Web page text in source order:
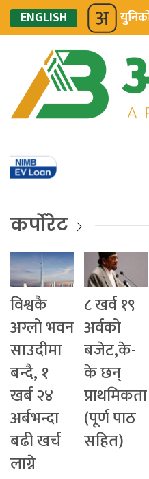
ENGLISH
कर्पोरेट
विश्वकै
अग्लो भवन
साउदीमा
बन्दै, १
खर्ब २४
अर्बभन्दा
बढी खर्च
लाग्ने
८ खर्व १९
अर्वको
बजेट,के-
के छन्
प्राथमिकता
(पूर्ण पाठ
सहित)